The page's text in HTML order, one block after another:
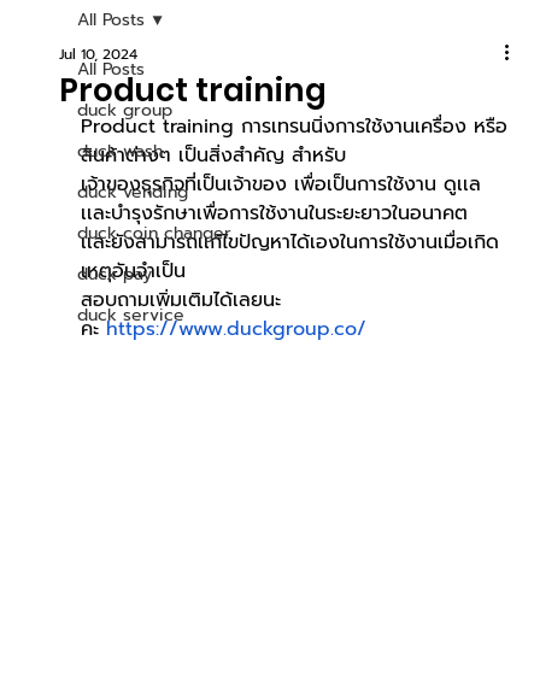
All Posts
duck group
duck wash
duck vending
duck coin changer
duck pay
duck service
All Posts
Product training
Jul 10, 2024
Product training การเทรนนิ่งการใช้งานเครื่อง หรือ
สินค้าต่างๆ เป็นสิ่งสำคัญ สำหรับ
เจ้าของธุรกิจที่เป็นเจ้าของ เพื่อเป็นการใช้งาน ดูเเล
เเละบำรุงรักษาเพื่อการใช้งานในระยะยาวในอนาคต
เเละยังสามารถเเก้ไขปัญหาได้เองในการใช้งานเมื่อเกิด
เหตุอันจำเป็น
สอบถามเพิ่มเติมได้เลยนะ
คะ https://www.duckgroup.co/